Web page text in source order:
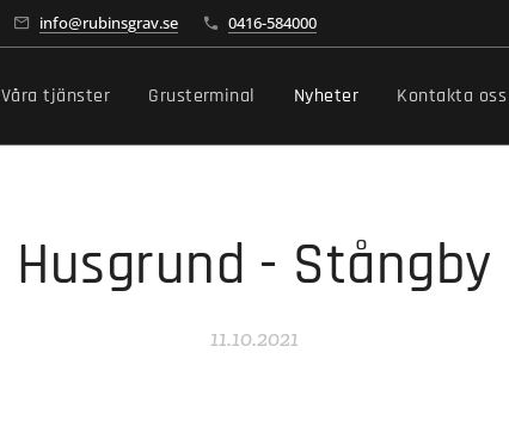
info@rubinsgrav.se 0416-584000
Våra tjänster Grusterminal Nyheter Kontakta oss
Husgrund - Stångby
11.10.2021